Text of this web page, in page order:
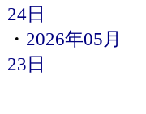
24日
・ 2026年05月
23日